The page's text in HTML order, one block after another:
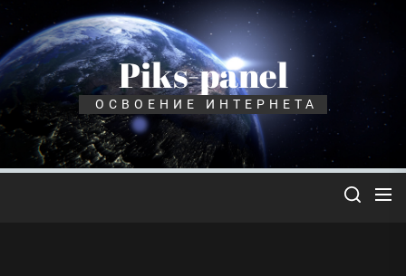
Перейти
содержимому
Piks-panel
ОСВОЕНИЕ ИНТЕРНЕТА